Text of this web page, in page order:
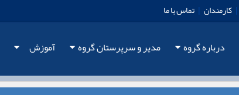
| کارمندان | تماس با ما
درباره گروه مدیر و سرپرستان گروه آموزش